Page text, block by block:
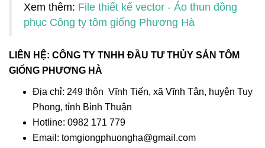
Xem thêm: File thiết kế vector - Áo thun đồng
phục Công ty tôm giống Phương Hà
LIÊN HỆ: CÔNG TY TNHH ĐẦU TƯ THỦY SẢN TÔM
GIỐNG PHƯƠNG HÀ
Địa chỉ: 249 thôn Vĩnh Tiến, xã Vĩnh Tân, huyện Tuy
Phong, tỉnh Bình Thuận
Hotline: 0982 171 779
Email: tomgiongphuongha@gmail.com